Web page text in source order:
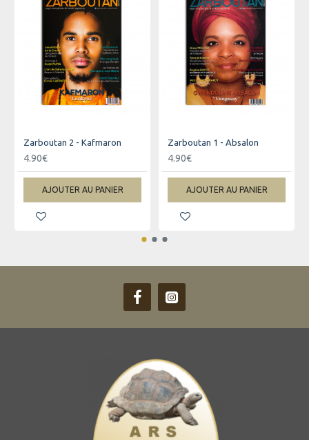
Zarboutan 2 - Kafmaron
4.90€
AJOUTER AU PANIER
Zarboutan 1 - Absalon
4.90€
AJOUTER AU PANIER